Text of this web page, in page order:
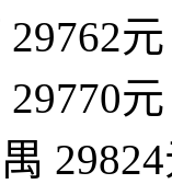
29762元
29770元